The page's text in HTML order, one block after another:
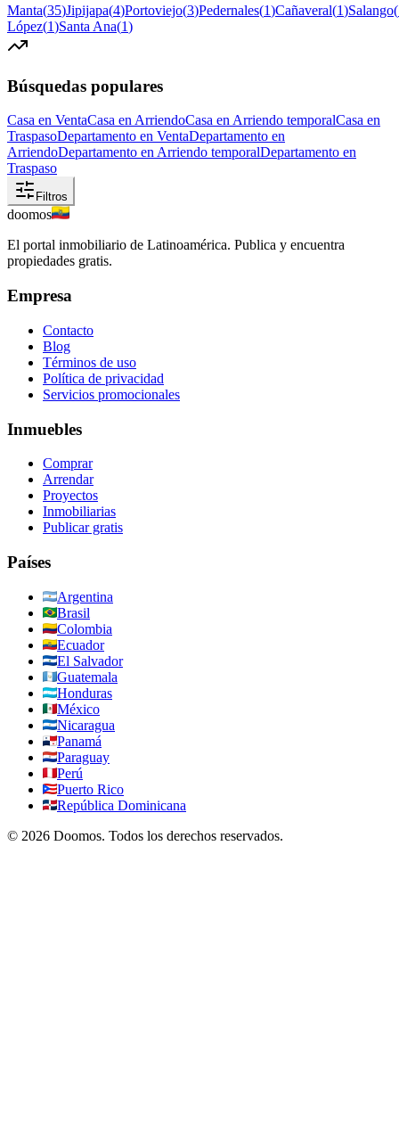
Manta(35)Jipijapa(4)Portoviejo(3)Pedernales(1)Cañaveral(1)Salango(
López(1)Santa Ana(1)
Búsquedas populares
Casa en VentaCasa en ArriendoCasa en Arriendo temporalCasa en
TraspasoDepartamento en VentaDepartamento en
ArriendoDepartamento en Arriendo temporalDepartamento en
Traspaso
Filtros
doomos
El portal inmobiliario de Latinoamérica. Publica y encuentra
propiedades gratis.
Empresa
Contacto
Blog
Términos de uso
Política de privacidad
Servicios promocionales
Inmuebles
Comprar
Arrendar
Proyectos
Inmobiliarias
Publicar gratis
Países
Argentina
Brasil
Colombia
Ecuador
El Salvador
Guatemala
Honduras
México
Nicaragua
Panamá
Paraguay
Perú
Puerto Rico
República Dominicana
© 2026 Doomos. Todos los derechos reservados.